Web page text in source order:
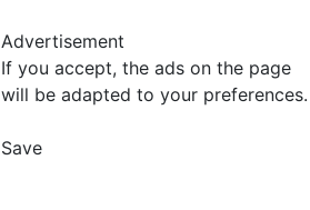
Advertisement
If you accept, the ads on the page
will be adapted to your preferences.
Save